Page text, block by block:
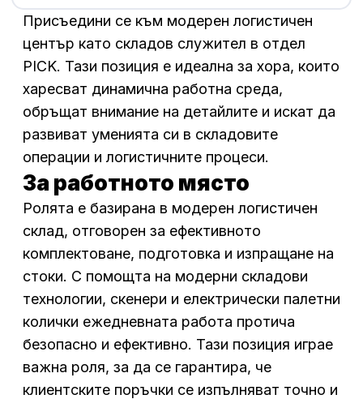
Присъедини се към модерен логистичен
център като складов служител в отдел
PICK. Тази позиция е идеална за хора, които
харесват динамична работна среда,
обръщат внимание на детайлите и искат да
развиват уменията си в складовите
операции и логистичните процеси.
За работното място
Ролята е базирана в модерен логистичен
склад, отговорен за ефективното
комплектоване, подготовка и изпращане на
стоки. С помощта на модерни складови
технологии, скенери и електрически палетни
колички ежедневната работа протича
безопасно и ефективно. Тази позиция играе
важна роля, за да се гарантира, че
клиентските поръчки се изпълняват точно и